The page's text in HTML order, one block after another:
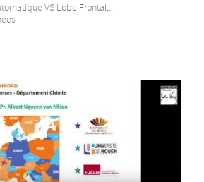
VS Lobe Frontal,...